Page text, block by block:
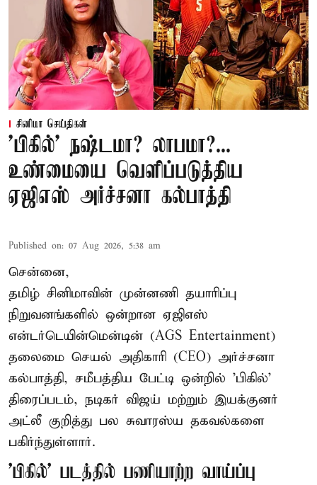
சினிமா செய்திகள்
'பிகில்' நஷ்டமா? லாபமா?...
உண்மையை வெளிப்படுத்திய
ஏஜிஎஸ் அர்ச்சனா கல்பாத்தி
Published on: 07 Aug 2026, 5:38 am
சென்னை,
தமிழ் சினிமாவின் முன்னணி தயாரிப்பு
நிறுவனங்களில் ஒன்றான ஏஜிஎஸ்
என்டர்டெயின்மென்டின் (AGS Entertainment)
தலைமை செயல் அதிகாரி (CEO) அர்ச்சனா
கல்பாத்தி, சமீபத்திய பேட்டி ஒன்றில் 'பிகில்'
திரைப்படம், நடிகர் விஜய் மற்றும் இயக்குனர்
அட்லீ குறித்து பல சுவாரஸ்ய தகவல்களை
பகிர்ந்துள்ளார்.
'பிகில்' படத்தில் பணியாற்ற வாய்ப்பு